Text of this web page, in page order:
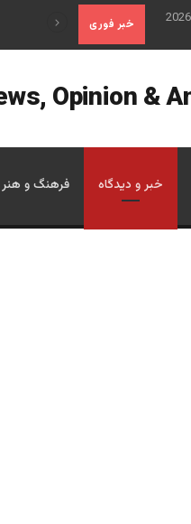
خبر فوری «آینده
خبر و دیدگاه فرهنگ و هنر